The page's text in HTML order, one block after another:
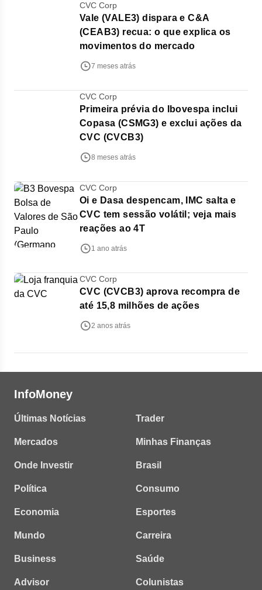
CVC Corp
Vale (VALE3) dispara e C&A
(CEAB3) recua: o que explica os
movimentos do mercado
7 meses atrás
CVC Corp
Primeira prévia do Ibovespa inclui
Copasa (CSMG3) e exclui ações da
CVC (CVCB3)
8 meses atrás
CVC Corp
Oi e Dasa despencam, IMC salta e
CVC tem sessão volátil; veja mais
reações ao 4T
1 ano atrás
CVC Corp
CVC (CVCB3) aprova recompra de
até 15,8 milhões de ações
2 anos atrás
InfoMoney
Últimas Notícias
Mercados
Onde Investir
Política
Economia
Mundo
Business
Advisor
Trader
Minhas Finanças
Brasil
Consumo
Esportes
Carreira
Saúde
Colunistas